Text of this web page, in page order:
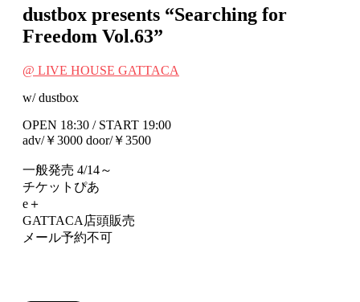
dustbox presents “Searching for
Freedom Vol.63”
@ LIVE HOUSE GATTACA
w/ dustbox
OPEN 18:30 / START 19:00
adv/￥3000 door/￥3500
一般発売 4/14～
チケットぴあ
e＋
GATTACA店頭販売
メール予約不可